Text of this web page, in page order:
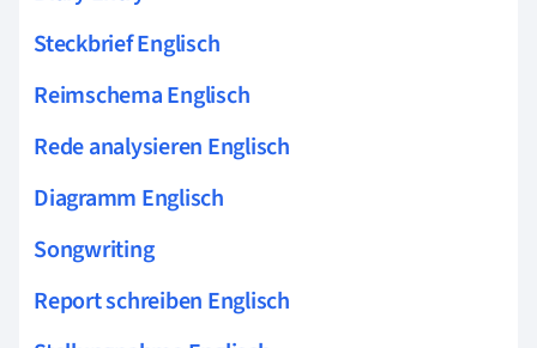
Steckbrief Englisch
Reimschema Englisch
Rede analysieren Englisch
Diagramm Englisch
Songwriting
Report schreiben Englisch